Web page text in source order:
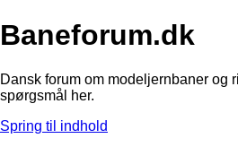
Baneforum.dk
Dansk forum om modeljernbaner og
spørgsmål her.
Spring til indhold